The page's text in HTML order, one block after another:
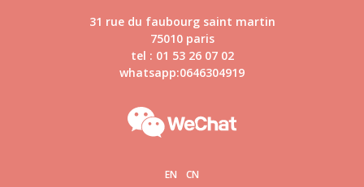
31 rue du faubourg saint martin
75010 paris
tel : 01 53 26 07 02
whatsapp:0646304919
EN CN